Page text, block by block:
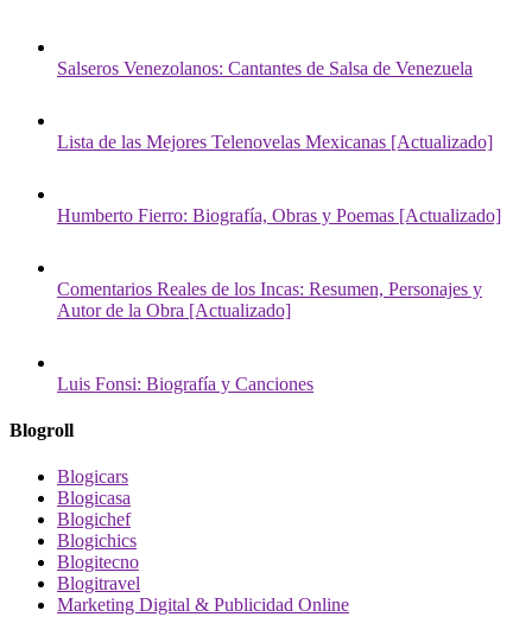
Salseros Venezolanos: Cantantes de Salsa de Venezuela
Lista de las Mejores Telenovelas Mexicanas [Actualizado]
Humberto Fierro: Biografía, Obras y Poemas [Actualizado]
Comentarios Reales de los Incas: Resumen, Personajes y
Autor de la Obra [Actualizado]
Luis Fonsi: Biografía y Canciones
Blogroll
Blogicars
Blogicasa
Blogichef
Blogichics
Blogitecno
Blogitravel
Marketing Digital & Publicidad Online